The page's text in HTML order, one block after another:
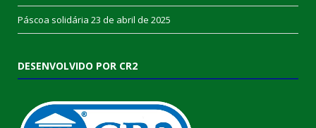
Páscoa solidária 23 de abril de 2025
DESENVOLVIDO POR CR2